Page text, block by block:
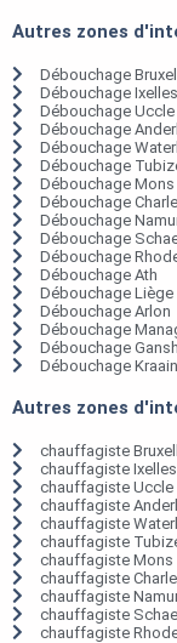
Autres zones
Débouchage
Débouchage Ixelles
Débouchage Uccle
Débouchage
Débouchage
Débouchage
Débouchage Mons
Débouchage
Débouchage
Débouchage
Débouchage
Débouchage Ath
Débouchage Liège
Débouchage Arlon
Débouchage
Débouchage
Débouchage
Autres zones
chauffagiste
chauffagiste Ixelles
chauffagiste Uccle
chauffagiste
chauffagiste
chauffagiste
chauffagiste Mons
chauffagiste
chauffagiste
chauffagiste
chauffagiste